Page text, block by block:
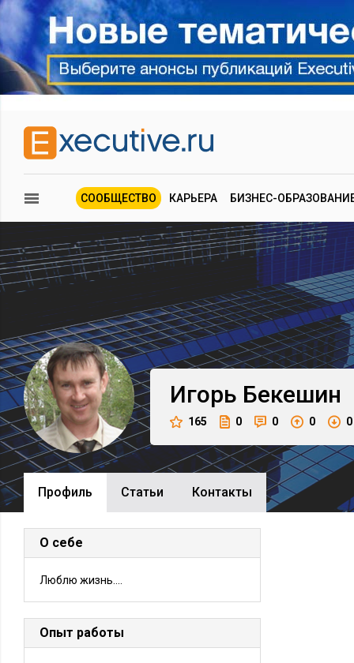
СООБЩЕСТВО КАРЬЕРА БИЗНЕС-
Игорь Бекешин
165 0 0 0 0
Профиль Cтатьи Контакты
О себе
Люблю жизнь....
Опыт работы